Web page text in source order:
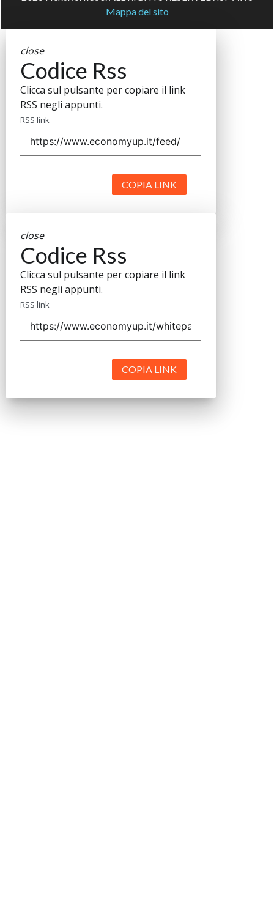
Mappa del sito
close
Codice Rss
Clicca sul pulsante per copiare il link
RSS negli appunti.
RSS link
COPIA LINK
close
Codice Rss
Clicca sul pulsante per copiare il link
RSS negli appunti.
RSS link
COPIA LINK